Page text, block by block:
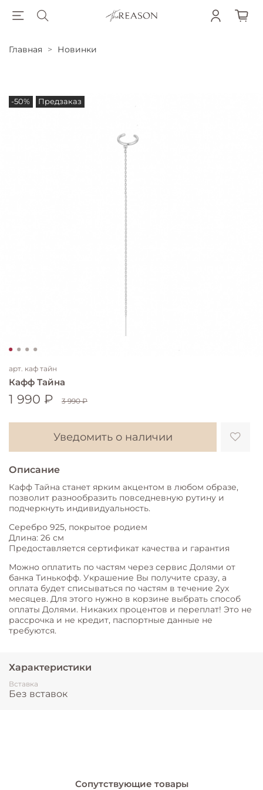
Главная Новинки
-50% Предзаказ
арт. каф тайн
Кафф Тайна
1 990 ₽ 3 990 ₽
Уведомить о наличии
Описание
Кафф Тайна станет ярким акцентом в любом образе,
позволит разнообразить повседневную рутину и
подчеркнуть индивидуальность.
Серебро 925, покрытое родием
Длина: 26 см
Предоставляется сертификат качества и гарантия
Можно оплатить по частям через сервис Долями от
банка Тинькофф. Украшение Вы получите сразу, а
оплата будет списываться по частям в течение 2ух
месяцев. Для этого нужно в корзине выбрать способ
оплаты Долями. Никаких процентов и переплат! Это не
рассрочка и не кредит, паспортные данные не
требуются.
Характеристики
Вставка
Без вставок
Сопутствующие товары